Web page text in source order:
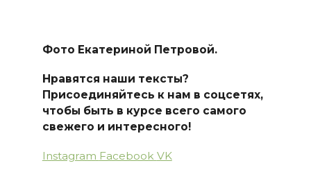
Фото Екатериной Петровой.
Нравятся наши тексты?
Присоединяйтесь к нам в соцсетях,
чтобы быть в курсе всего самого
свежего и интересного!
Instagram Facebook VK